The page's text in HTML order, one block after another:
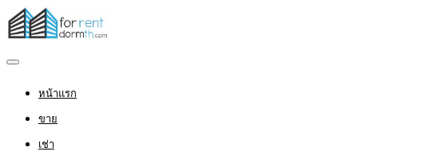
หน้าแรก
ขาย
เช่า